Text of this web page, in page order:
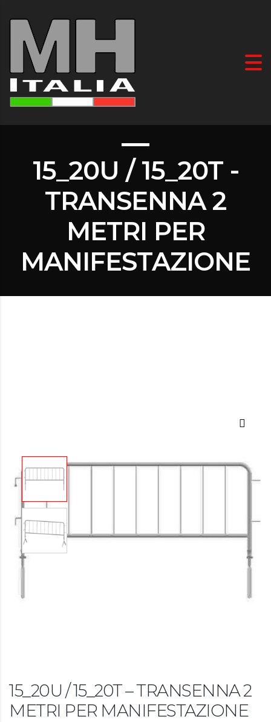
15_20U / 15_20T -
TRANSENNA 2
METRI PER
MANIFESTAZIONE
15_20U / 15_20T – TRANSENNA 2
METRI PER MANIFESTAZIONE